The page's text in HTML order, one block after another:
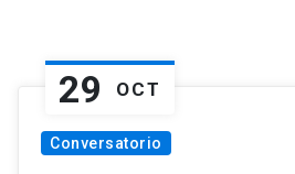
29 OCT
Conversatorio